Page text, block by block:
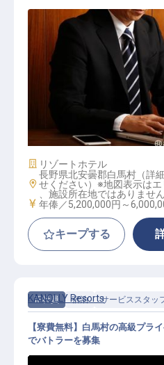
管理マネージャー│ハイ
／年収520万以上／マネ
施設業態
リゾートホテル
勤務地
長野県北安曇郡白馬村（詳
せください）※地図表示はエ
、施設所在地ではありません
給与
年俸／5,200,000円～
キープする
正社員 宿泊 サービススタッ
KANOLLY Resorts
【寮費無料】白馬村の高級プラ
でバトラーを募集